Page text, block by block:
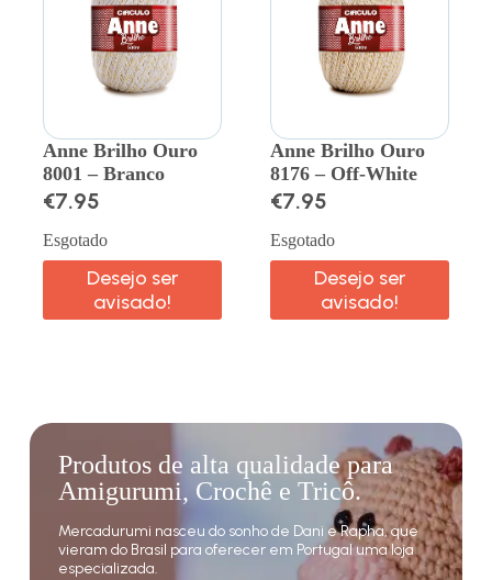
Anne Brilho Ouro
8001 – Branco
€7.95
Esgotado
Desejo ser
avisado!
Anne Brilho Ouro
8176 – Off-White
€7.95
Esgotado
Desejo ser
avisado!
Produtos de alta qualidade para
Amigurumi, Crochê e Tricô.
Mercadurumi nasceu do sonho de Dani e Rapha, que
vieram do Brasil para oferecer em Portugal uma loja
especializada.